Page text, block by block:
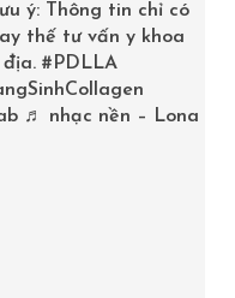
Viện Thẩm Mỹ AERA
thực sẽ là bằng chứng
định chính xác.
gian, cơ sở vật
ý: Thông tin chỉ có
thế tư vấn y khoa
#PDLLA
♬ nhạc nền – Lona